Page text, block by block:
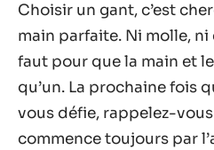
Choisir un gant, c’est
main parfaite. Ni molle, ni
faut pour que la main et
qu’un. La prochaine fois
vous défie, rappelez-
commence toujours par